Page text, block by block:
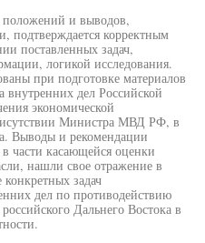
положений и выводов,
подтверждается корректным
поставленных задач,
логикой исследования.
при подготовке материалов
внутренних дел Российской
экономической
Министра МВД РФ, в
Выводы и рекомендации
части касающейся оценки
нашли свое отражение в
задач
дел по противодействию
Дальнего Востока в